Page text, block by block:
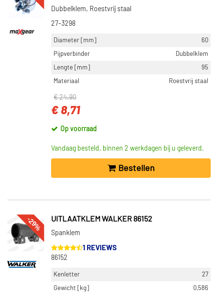
Dubbelklem, Roestvrij staal
27-3298
Diameter [mm]
60
Pijpverbinder
Dubbelklem
Lengte [mm]
95
Materiaal
Roestvrij staal
€ 24,90
€ 8,71
Op voorraad
Vandaag besteld, binnen 2 werkdagen bij u geleverd.
Bestellen
-29% UITLAATKLEM WALKER 86152
Spanklem
1 REVIEWS
86152
Kenletter
27
Gewicht [kg]
0,586